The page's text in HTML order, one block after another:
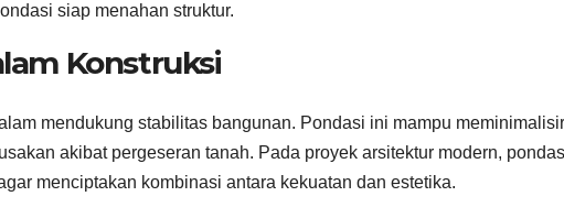
siap menahan struktur.
Konstruksi
mendukung stabilitas bangunan. Pondasi ini mampu meminimalisir
akibat pergeseran tanah. Pada proyek arsitektur modern,
menciptakan kombinasi antara kekuatan dan estetika.